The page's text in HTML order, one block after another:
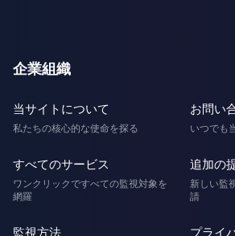
企業組織
当サイトについて
私たちの核心的な使命を探る
お問い
いつでも
すべてのサービス
ワンクリックですべての監視対象を
網羅
追加の
新しい監
請
監視方法 プライ